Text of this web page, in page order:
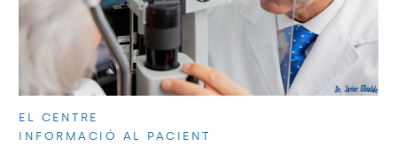
EL CENTRE
INFORMACIÓ AL PACIENT